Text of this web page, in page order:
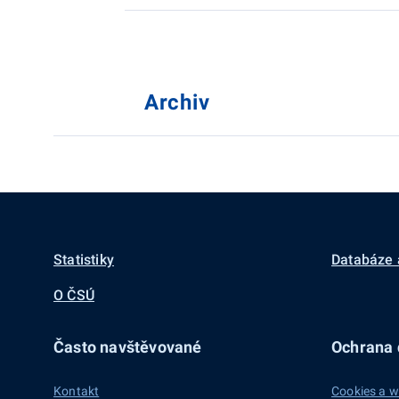
Archiv
Statistiky Databáze
O ČSÚ
Často navštěvované
Kontakt Cookies a